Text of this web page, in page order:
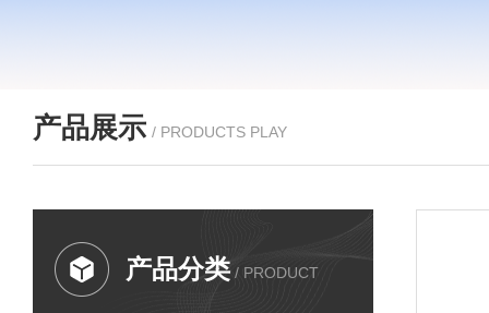
产品展示 / PRODUCTS PLAY
产品分类 / PRODUCT